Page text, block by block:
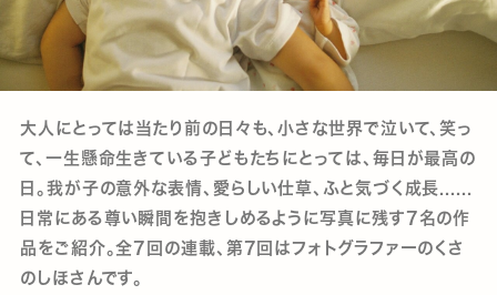
大人にとっては当たり前の日々も、小さな世界で泣いて、笑っ
て、一生懸命生きている子どもたちにとっては、毎日が最高の
日。我が子の意外な表情、愛らしい仕草、ふと気づく成長......
日常にある尊い瞬間を抱きしめるように写真に残す7名の作
品をご紹介。全7回の連載、第7回はフォトグラファーのくさ
のしほさんです。